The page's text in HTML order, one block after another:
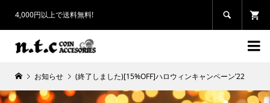
4,000円以上で送料無料! 

お知らせ (終了しました)[15%OFF]ハロウィンキャンペーン’22